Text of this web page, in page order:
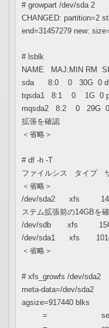
# growpart /dev/sda 2
CHANGED: partition=2
end=31457279 new:
# lsblk
NAME MAJ:MIN RM
sda 8:0 0 30G 0
tqsda1 8:1 0 1G 0
mqsda2 8:2 0 29G 0
拡張を確認
＜省略＞
# df -h -T
ファイルシス タイプ
＜省略＞
/dev/sda2 xfs 14G
ステム拡張前の14GBを
/dev/sdb xfs 15G
/dev/sda1 xfs
＜省略＞
# xfs_growfs /dev/sda2
meta-data=/dev/
agsize=917440 blks
= sectsz=512